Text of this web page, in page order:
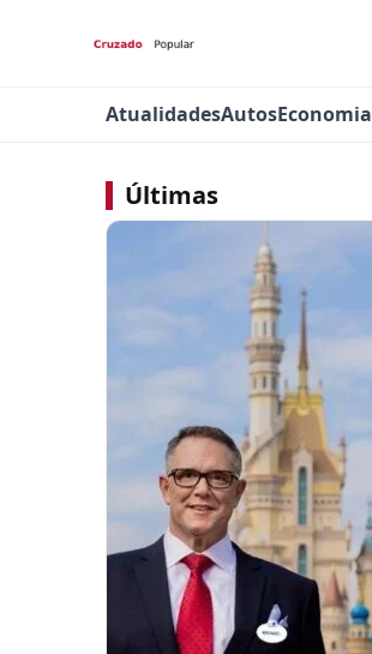
AtualidadesAutosEconomia
Últimas